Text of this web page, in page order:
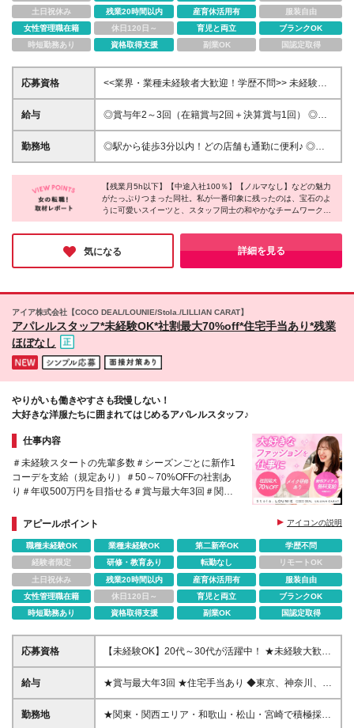
土日祝休み
残業20時間以内 産育休活用有
服装自由
女性管理職在籍
休日120日～ 育児と両立
ブランクOK
時短勤務あり
資格取得支援 副業OK 国認定取得
応募資格
<<業界・業種未経験者大歓迎！学歴不問>> 未経験
OK！スキルや学歴を問わない人柄採用です♪ ☆第二新
卒歓迎 ☆ブランクがある方もOK ※40歳以下の方(若
リ／ ・可愛いものに囲まれて働きたい方 ・お菓子が
好きな方 ・人と話すことが好きな方 ・ゆくゆくは
給与
◎賞与年2～3回（在籍賞与2回＋決算賞与1回） ◎年2
～3回の昇給機会あり ◎在籍賞与(対象期間に就業して
いれば必ず支給) ◎決算賞与(会社の業績に応じて追加
+賞与年2～3回+交通費+残業代全額支給 ※経験・年
齢・能力等を考慮の上、優遇いたします。 ※店長に昇
格後は月給26万円以上に昇給。 ※残業代は全額支給
勤務地
◎駅から徒歩3分以内！どの店舗も通勤に便利♪ ◎転
勤無し ＜銀座三越店＞ 東京都中央区銀座4-6-16 B2F
東京メトロ銀座線・丸ノ内線・日比谷線「銀座駅」よ
り徒歩1分 ＜日本橋三越本店＞ 東京都中央区日本橋室
町1-4-1 本館B1F 東京メトロ銀座線・半蔵門線「三越
前駅」より徒歩1分 ＜池袋東武店＞ 東京都豊島区西池
袋1-1-25 地下1階洋菓子売場(6番地) JR･東京メトロ各
線「池袋駅」より徒歩3分 (変更の範囲)上記を除く当
【残業月5h以下】【中途入社100％】【ノルマなし】などの魅力
がたっぷりつまった同社。私が一番印象に残ったのは、宝石のよ
うに可愛いスイーツと、スタッフ同士の和やかなチームワークで
す。販売・ブランド運営のどちらのポジションも、丁寧な研修や
毎日の1on1が用意されており、未経験からでも安心してスタート
できると感じました。心にゆとりを持ちながら、楽しく働きたい
方にぜひオススメしたい企業です♪
気になる 詳細を見る
アイア株式会社【COCO DEAL/LOUNIE/Stola./LILLIAN CARAT】
アパレルスタッフ*未経験OK*社割最大70%off*住宅手当あり*残業
ほぼなし
やりがいも働きやすさも我慢しない！
大好きな洋服たちに囲まれてはじめるアパレルスタッフ♪
仕事内容
＃未経験スタートの先輩多数＃シーズンごとに新作1
コーデを支給（規定あり）＃50～70%OFFの社割あ
り＃年収500万円を目指せる＃賞与最大年3回＃関
アピールポイント
アイコンの説明
職種未経験OK 業種未経験OK 第二新卒OK
学歴不問
経験者限定
研修・教育あり 転勤なし
リモートOK
土日祝休み
残業20時間以内 産育休活用有
服装自由
女性管理職在籍
休日120日～ 育児と両立
ブランクOK
時短勤務あり
資格取得支援 副業OK 国認定取得
応募資格
【未経験OK】20代～30代が活躍中！ ★未経験大歓迎
★学歴不問 知識ゼロでも充実した研修制度があるた
め、 イチからスキルを習得できる環境です ＼こんな
談に乗るのが好きな方 ◆話すのが好き・明るくコミ
ュニケーションが取れる方
給与
★賞与最大年3回 ★住宅手当あり ◆東京、神奈川、千
葉、埼玉 経験者:月給30万円～40万円 未経験:月給24
万3,800円～40万円 ◆大阪 経験者:月給25万円～35万
勤務地
★関東・関西エリア・和歌山・松山・宮崎で積極採用